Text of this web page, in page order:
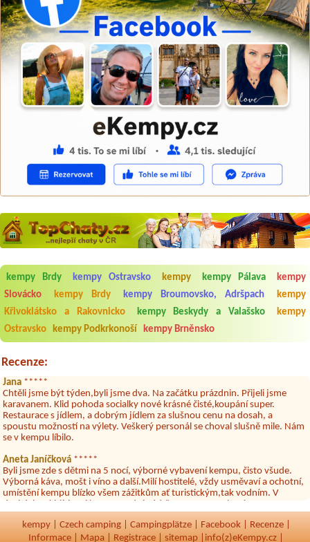
kempy Brdy kempy Ostravsko kempy kempy Pálava
kempy
Slovácko
kempy Brdy kempy Broumovsko, Adršpach
kempy
Křivoklátsko a Rakovnicko
kempy Beskydy a Valašsko
kempy
Ostravsko kempy Podkrkonoší kempy Brněnsko
Recenze:
Aneta Melicharová***
Byli jsme zde v týdnu od 25.7. do 1.8. 2026. Kemp jako takový je pěkný.
V umývárně i na WC bylo vždy čisto, doplněný papír i utěrky, což při
množství návštěvníků není samozřejmost. V kempu je obchod a
celodenní hluk z repráků u stanů a absolutní bezohlednost ostatních
ubytovaných. Přes den jsem si připadala jak na pouti- z každého koutu
Jana
*****
Chtěli jsme být týden,byli jsme dva. Na začátku prázdnin. Přijeli jsme
karavanem. Klid pohoda socialky nové krásné čisté,koupání super.
Restaurace s jídlem, a dobrým jídlem za slušnou cenu na dosah, a
spoustu možností na výlety. Veškerý personál se choval slušně mile. Nám
se v kempu líbilo.
Aneta Janíčková *****
Byli jsme zde s dětmi na 5 nocí, výborné vybavení kempu, čisto všude.
Výborná káva, mošt i víno a další.Milí hostitelé, vždy usměvaví a ochotní,
umístění kempu blízko všem zážitkům ať turistickým,tak vodním. V
docházkové blízkosti kempu vodní nádrž, restaurace a bazénem,
autobusová zastávka, obchod a další. Děkujeme, bylo to úžasné.
Kateřina+ Květoslav+ Jana+ Zdeněk
*****
kempy Czech camping Campingplätze Facebook Recenze
Informace
Mapa Registrace sitemap info(z)eKempy.cz |